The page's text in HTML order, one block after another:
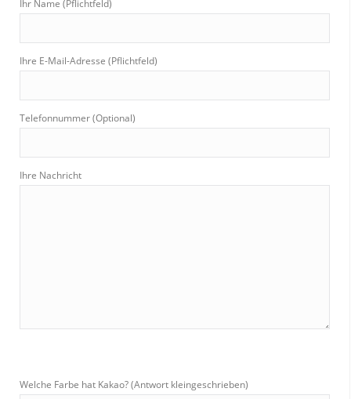
Ihr Name (Pflichtfeld)
Ihre E-Mail-Adresse (Pflichtfeld)
Telefonnummer (Optional)
Ihre Nachricht
Welche Farbe hat Kakao? (Antwort kleingeschrieben)